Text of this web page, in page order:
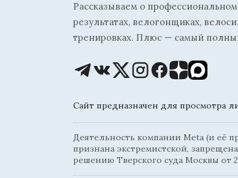
Рассказываем о
результатах, велогонщиках,
тренировках. Плюс — самый
Сайт предназначен для просмотра
Деятельность компании Meta (и её
признана экстремистской,
решению Тверского суда Москвы от